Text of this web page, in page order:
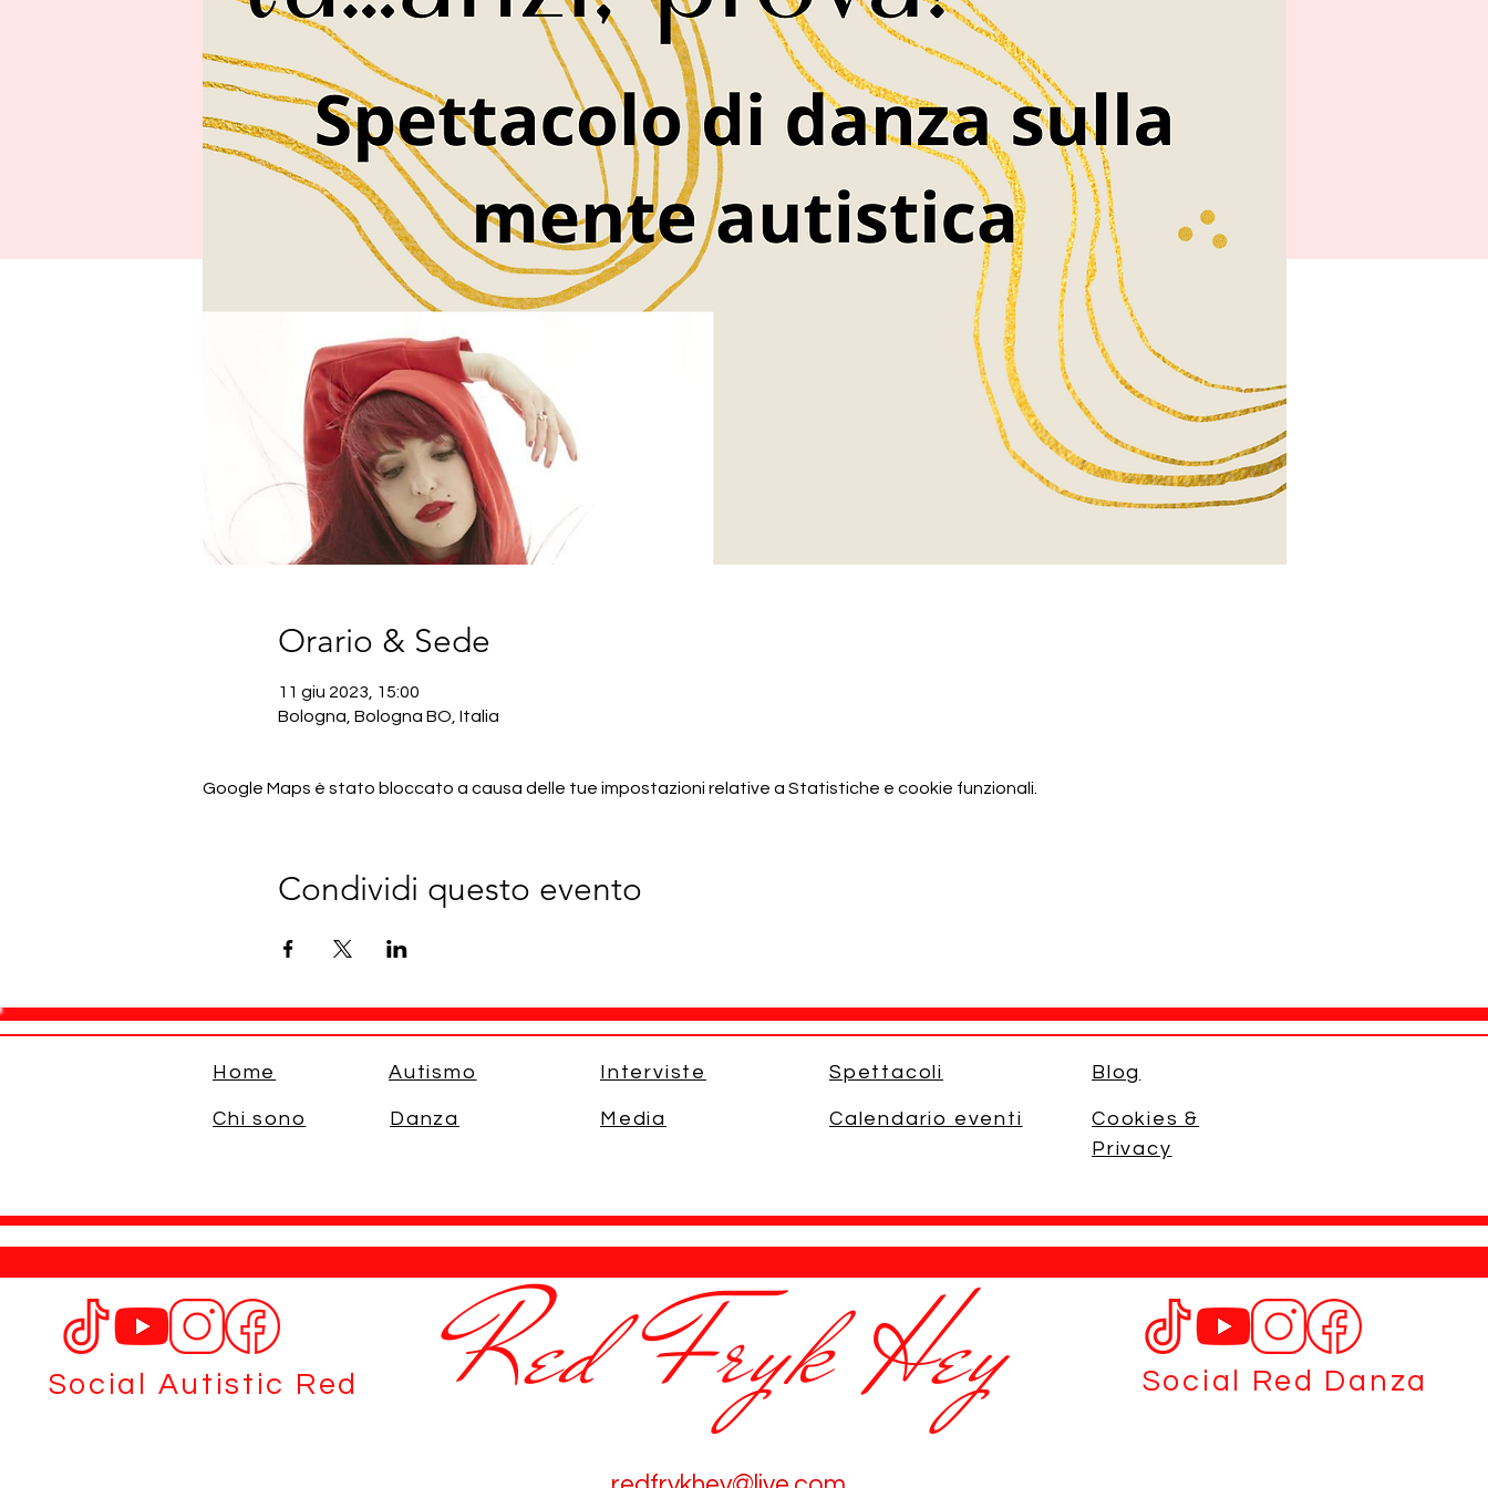
Orario & Sede
11 giu 2023, 15:00
Bologna, Bologna BO, Italia
Google Maps è stato bloccato a causa delle tue impostazioni relative a Statistiche e cookie funzionali.
Condividi questo evento
Home
Chi sono
Autismo
Danza
Interviste
Media
Spettacoli
Calendario eventi
Blog
Cookies &
Privacy
Social Autistic Red Red Fryk Hey Social Red Danza